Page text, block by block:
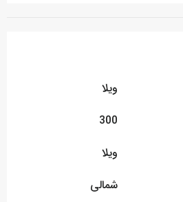
ویلا
300
ویلا
شمالی